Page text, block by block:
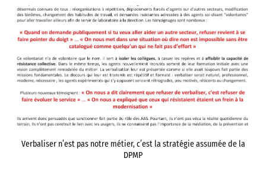
Verbaliser n’est pas notre métier, c’est la stratégie assumée de la
DPMP